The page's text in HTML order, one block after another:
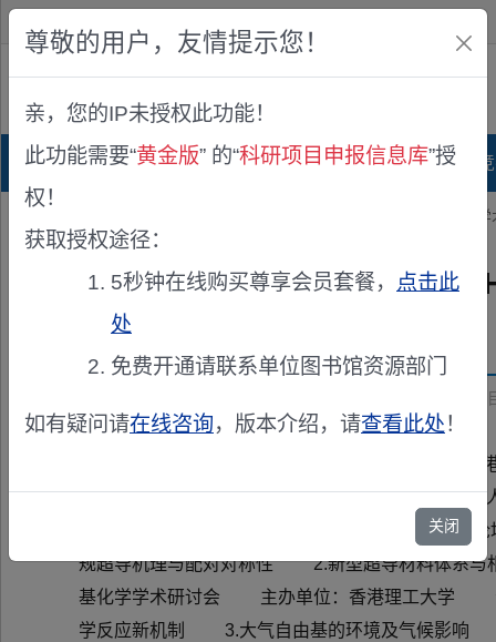
公众版
首页 科研项目库 项目指南库 奖项
> 2026年度赴香港参加NSFC-BHKAEC
2026年度赴香港参加NSFC-
发布机构：
2026年度赴香港参加NSFC-BHKAEC学术会议项
根据国家自然科学基金委员会（NSFC）和
港参加学术会议。本项目旨在为内地与香港科学技
情况 （一）会议名称：高温与非常规超导
规超导机理与配对对称性 2.新型超导材料体系
基化学学术研讨会 主办单位：香港理工大学
学反应新机制 3.大气自由基的环境及气候影响
尊敬的用户，友情提示您！
亲，您的IP未授权此功能！
此功能需要“黄金版” 的“科研项目申报信息库”授
权！
获取授权途径：
5秒钟在线购买尊享会员套餐， 点击此
处
免费开通请联系单位图书馆资源部门
如有疑问请在线咨询，版本介绍，请查看此处！
关闭